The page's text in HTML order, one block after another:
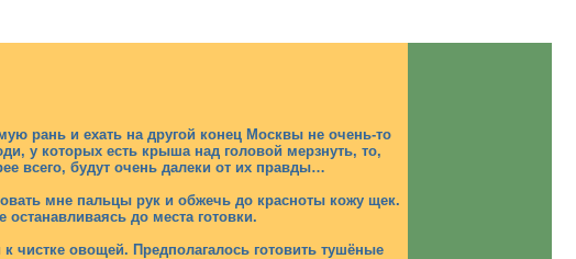
рань и ехать на другой конец Москвы не очень-то
у которых есть крыша над головой мерзнуть, то,
всего, будут очень далеки от их правды…
мне пальцы рук и обжечь до красноты кожу щек.
до места готовки.
чистке овощей. Предполагалось готовить тушёные